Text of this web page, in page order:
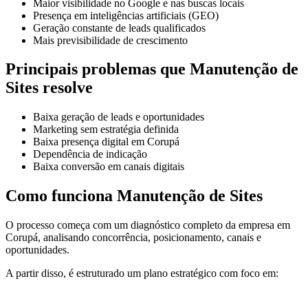
Maior visibilidade no Google e nas buscas locais
Presença em inteligências artificiais (GEO)
Geração constante de leads qualificados
Mais previsibilidade de crescimento
Principais problemas que Manutenção de
Sites resolve
Baixa geração de leads e oportunidades
Marketing sem estratégia definida
Baixa presença digital em Corupá
Dependência de indicação
Baixa conversão em canais digitais
Como funciona Manutenção de Sites
O processo começa com um diagnóstico completo da empresa em
Corupá, analisando concorrência, posicionamento, canais e
oportunidades.
A partir disso, é estruturado um plano estratégico com foco em: